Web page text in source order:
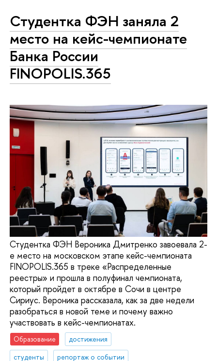
Студентка ФЭН заняла 2
место на кейс-чемпионате
Банка России
FINOPOLIS.365
Студентка ФЭН Вероника Дмитренко завоевала 2-
е место на московском этапе кейс-чемпионата
FINOPOLIS.365 в треке «Распределенные
реестры» и прошла в полуфинал чемпионата,
который пройдет в октябре в Сочи в центре
Сириус. Вероника рассказала, как за две недели
разобраться в новой теме и почему важно
участвовать в кейс-чемпионатах.
Образование
достижения
студенты
репортаж о событии